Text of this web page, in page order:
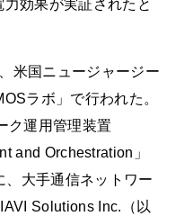
効果が実証されたと
米国ニュージャージー
ラボ」で行われた。
ク運用管理装置
and Orchestration」
、大手通信ネットワー
Solutions Inc.（以